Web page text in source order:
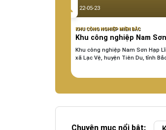
22-05-23
KHU CÔNG NGHIỆP MIỀN BẮC
Khu công nghiệp Nam
Khu công nghiệp Nam Sơn Hạp
xã Lạc Vệ, huyện Tiên Du, tỉnh
Chuyên mục nổi bật: